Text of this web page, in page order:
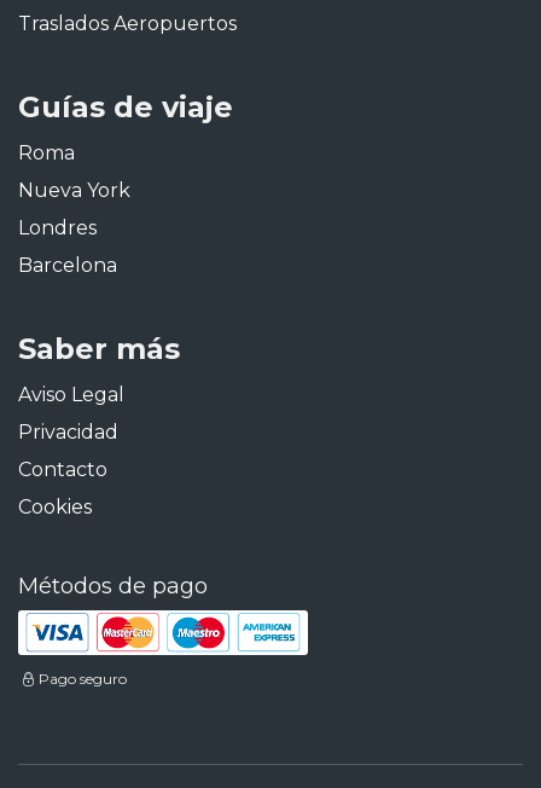
Traslados Aeropuertos
Guías de viaje
Roma
Nueva York
Londres
Barcelona
Saber más
Aviso Legal
Privacidad
Contacto
Cookies
Métodos de pago
Pago seguro